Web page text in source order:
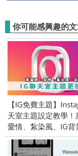
你可能感興趣的
【IG免費主題】
天室主題設定教學！
愛情、紮染風、IG背